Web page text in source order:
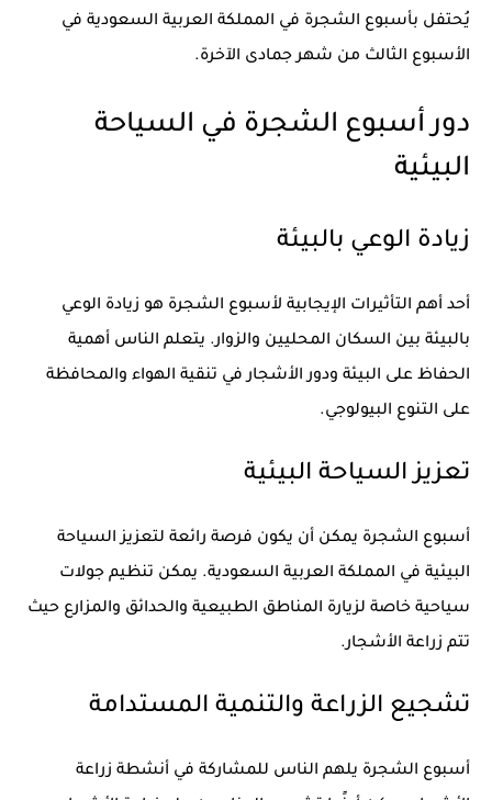
يُحتفل بأسبوع الشجرة في المملكة العربية السعودية في
الأسبوع الثالث من شهر جمادى الآخرة.
دور أسبوع الشجرة في السياحة
البيئية
زيادة الوعي بالبيئة
أحد أهم التأثيرات الإيجابية لأسبوع الشجرة هو زيادة الوعي
بالبيئة بين السكان المحليين والزوار. يتعلم الناس أهمية
الحفاظ على البيئة ودور الأشجار في تنقية الهواء والمحافظة
على التنوع البيولوجي.
تعزيز السياحة البيئية
أسبوع الشجرة يمكن أن يكون فرصة رائعة لتعزيز السياحة
البيئية في المملكة العربية السعودية. يمكن تنظيم جولات
سياحية خاصة لزيارة المناطق الطبيعية والحدائق والمزارع حيث
تتم زراعة الأشجار.
تشجيع الزراعة والتنمية المستدامة
أسبوع الشجرة يلهم الناس للمشاركة في أنشطة زراعة